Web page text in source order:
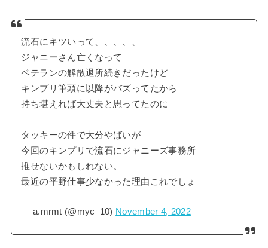
流石にキツいって、、、、、
ジャニーさん亡くなって
ベテランの解散退所続きだったけど
キンプリ筆頭に以降がバズってたから
持ち堪えれば大丈夫と思ってたのに
タッキーの件で大分やばいが
今回のキンプリで流石にジャニーズ事務所
推せないかもしれない。
最近の平野仕事少なかった理由これでしょ
— a.mrmt (@myc_10) November 4, 2022